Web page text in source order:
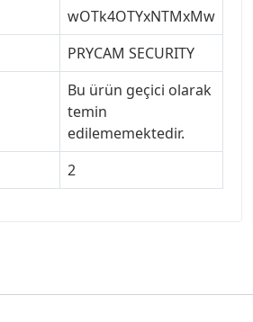
wOTk4OTYxNTMxMw
PRYCAM SECURITY
Bu ürün geçici olarak
temin
edilememektedir.
2